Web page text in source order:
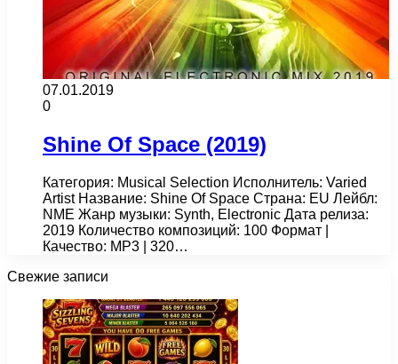
07.01.2019
0
Shine Of Space (2019)
Категория: Musical Selection Исполнитель: Varied
Artist Название: Shine Of Space Страна: EU Лейбл:
NME Жанр музыки: Synth, Electronic Дата релиза:
2019 Количество композиций: 100 Формат |
Качество: MP3 | 320…
Свежие записи